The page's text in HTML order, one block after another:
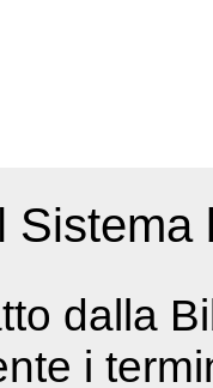
dalla
i